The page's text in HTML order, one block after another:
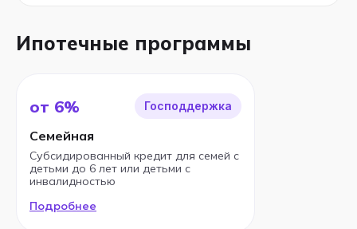
Ипотечные программы
от 6% Господдержка
Семейная
Субсидированный кредит для семей с
детьми до 6 лет или детьми с
инвалидностью
Подробнее